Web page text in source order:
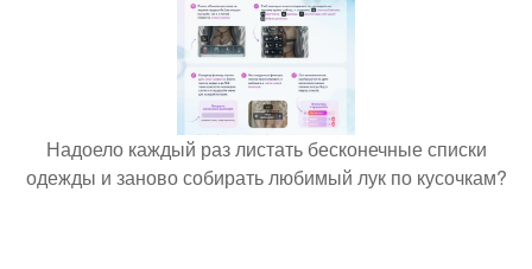
Надоело каждый раз листать бесконечные списки
одежды и заново собирать любимый лук по кусочкам?